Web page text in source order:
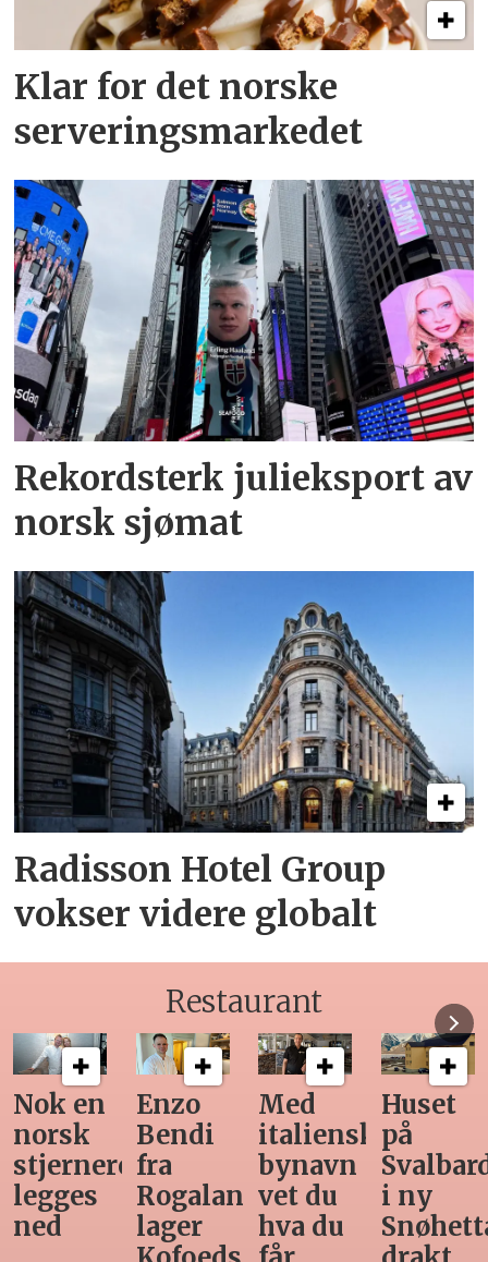
Klar for det norske
serveringsmarkedet
Rekordsterk julieksport av
norsk sjømat
Radisson Hotel Group
vokser videre globalt
Restaurant
Med
italiensk
bynavn
vet du
hva du
Huset
på
Svalbard
i ny
Snøhetta-
Ny
teknologi
gjør
manuell
varetelling
Siste
Horeca-
før